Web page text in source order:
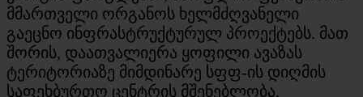
მმართველი ორგანოს ხელმძღვანელი
გაეცნო ინფრასტრუქტურულ პროექტებს. მათ
შორის, დაათვალიერა ყოფილი ავაზას
ტერიტორიაზე მიმდინარე სფფ-ის დიღმის
საფეხბურთო ცენტრის მშენებლობა,